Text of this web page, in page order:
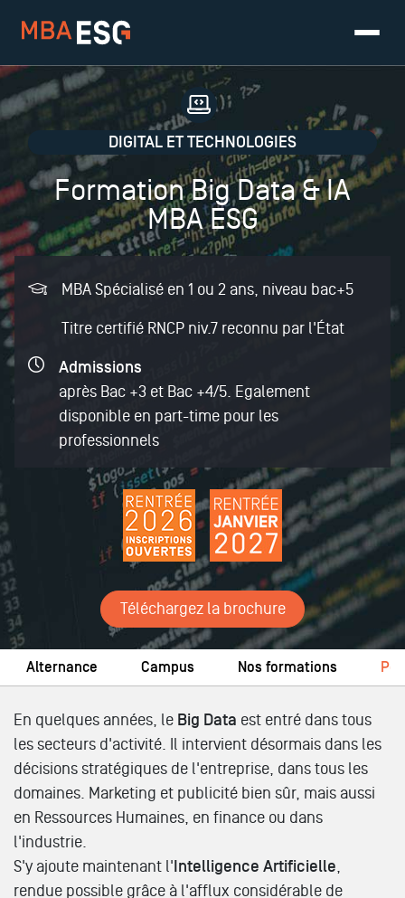
DIGITAL ET TECHNOLOGIES
Formation Big Data & IA
MBA ESG
MBA Spécialisé en 1 ou 2 ans, niveau bac+5
Titre certifié RNCP niv.7 reconnu par l'État
Admissions
après Bac +3 et Bac +4/5. Egalement
disponible en part-time pour les
professionnels
Téléchargez la brochure
Alternance Campus Nos formations
En quelques années, le Big Data est entré dans tous
les secteurs d'activité. Il intervient désormais dans les
décisions stratégiques de l'entreprise, dans tous les
domaines. Marketing et publicité bien sûr, mais aussi
en Ressources Humaines, en finance ou dans
l'industrie.
S'y ajoute maintenant l' Intelligence Artificielle,
rendue possible grâce à l'afflux considérable de